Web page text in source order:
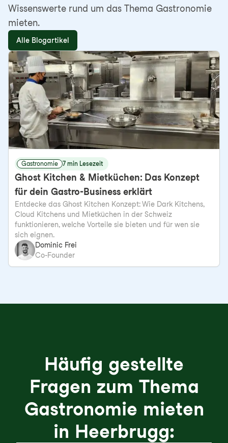
Wissenswerte rund um das Thema Gastronomie
mieten.
Alle Blogartikel
Gastronomie 7 min Lesezeit
Ghost Kitchen & Mietküchen: Das Konzept
für dein Gastro-Business erklärt
Entdecke das Ghost Kitchen Konzept: Wie Dark Kitchens,
Cloud Kitchens und Mietküchen in der Schweiz
funktionieren, welche Vorteile sie bieten und für wen sie
sich eignen.
Dominic Frei
Co-Founder
Häufig gestellte
Fragen zum Thema
Gastronomie mieten
in Heerbrugg: